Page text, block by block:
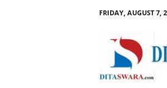
FRIDAY, AUGUST 7,
s